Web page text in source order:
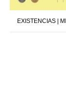
EXISTENCIAS |